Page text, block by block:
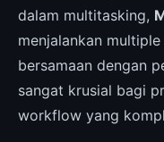
dalam multitasking,
menjalankan
bersamaan dengan
sangat krusial bagi
workflow yang